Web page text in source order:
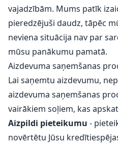
vajadzībām. Mums patīk
pieredzējuši daudz, tāpēc
neviena situācija nav par
mūsu panākumu pamatā.
Aizdevuma saņemšanas
Lai saņemtu aizdevumu,
aizdevuma saņemšanas
vairākiem soļiem, kas
Aizpildi pieteikumu -
novērtētu Jūsu